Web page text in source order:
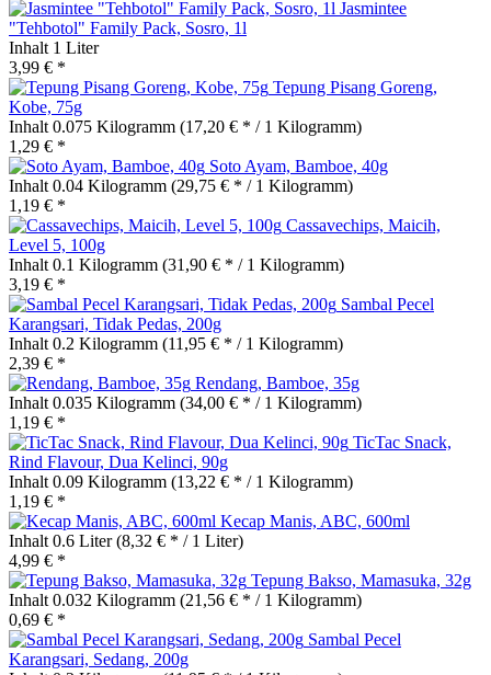
Jasmintee
"Tehbotol" Family Pack, Sosro, 1l
Inhalt 1 Liter
3,99 € *
Tepung Pisang Goreng,
Kobe, 75g
Inhalt 0.075 Kilogramm (17,20 € * / 1 Kilogramm)
1,29 € *
Soto Ayam, Bamboe, 40g
Inhalt 0.04 Kilogramm (29,75 € * / 1 Kilogramm)
1,19 € *
Cassavechips, Maicih,
Level 5, 100g
Inhalt 0.1 Kilogramm (31,90 € * / 1 Kilogramm)
3,19 € *
Sambal Pecel
Karangsari, Tidak Pedas, 200g
Inhalt 0.2 Kilogramm (11,95 € * / 1 Kilogramm)
2,39 € *
Rendang, Bamboe, 35g
Inhalt 0.035 Kilogramm (34,00 € * / 1 Kilogramm)
1,19 € *
TicTac Snack,
Rind Flavour, Dua Kelinci, 90g
Inhalt 0.09 Kilogramm (13,22 € * / 1 Kilogramm)
1,19 € *
Kecap Manis, ABC, 600ml
Inhalt 0.6 Liter(8,32 € * / 1 Liter)
4,99 € *
Tepung Bakso, Mamasuka, 32g
Inhalt 0.032 Kilogramm (21,56 € * / 1 Kilogramm)
0,69 € *
Sambal Pecel
Karangsari, Sedang, 200g